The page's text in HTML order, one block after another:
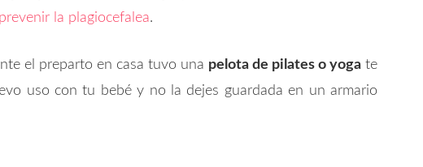
prevenir la plagiocefalea.
el preparto en casa tuvo una pelota de pilates o yoga te
uso con tu bebé y no la dejes guardada en un armario